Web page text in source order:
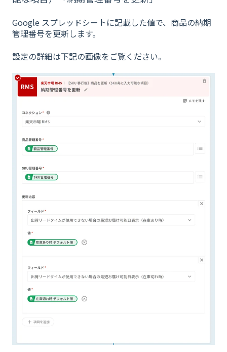
Google スプレッドシートに記載した値で、商品の納期
管理番号を更新します。
設定の詳細は下記の画像をご覧ください。